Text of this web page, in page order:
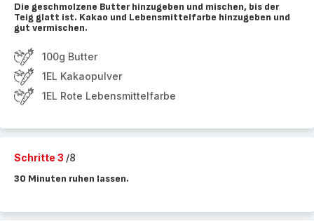
Die geschmolzene Butter hinzugeben und mischen, bis der
Teig glatt ist. Kakao und Lebensmittelfarbe hinzugeben und
gut vermischen.
100g Butter
1EL Kakaopulver
1EL Rote Lebensmittelfarbe
Schritte 3 /8
30 Minuten ruhen lassen.